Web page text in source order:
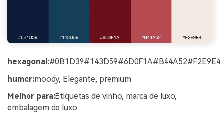
hexagonal:#0B1D39#143D59#6D0F1A#B44A52#F2E9E4
humor:moody, Elegante, premium
Melhor para:Etiquetas de vinho, marca de luxo,
embalagem de luxo